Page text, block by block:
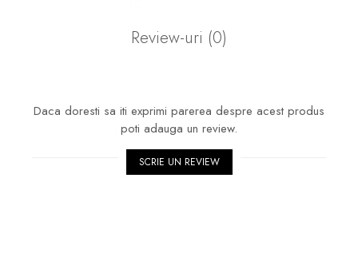
Review-uri (0)
Daca doresti sa iti exprimi parerea despre acest produs
poti adauga un review.
SCRIE UN REVIEW